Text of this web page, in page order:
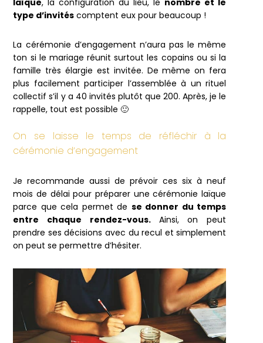
type d’invités comptent eux pour beaucoup !
La cérémonie d’engagement n’aura pas le même
ton si le mariage réunit surtout les copains ou si la
famille très élargie est invitée. De même on fera
plus facilement participer l’assemblée à un rituel
collectif s’il y a 40 invités plutôt que 200. Après, je le
rappelle, tout est possible 🙂
On se laisse le temps de réfléchir à la
cérémonie d’engagement
Je recommande aussi de prévoir ces six à neuf
mois de délai pour préparer une cérémonie laïque
parce que cela permet de se donner du temps
entre chaque rendez-vous. Ainsi, on peut
prendre ses décisions avec du recul et simplement
on peut se permettre d’hésiter.